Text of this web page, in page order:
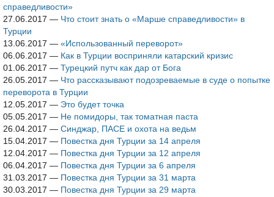
справедливости»
27.06.2017 — Что стоит знать о «Марше справедливости» в
Турции
13.06.2017 — «Использованный переворот»
06.06.2017 — Как в Турции восприняли катарский кризис
01.06.2017 — Турецкий путч как дар от Бога
26.05.2017 — Что рассказывают подозреваемые в суде о попытке
переворота в Турции
12.05.2017 — Это будет точка
05.05.2017 — Не помидоры, так томатная паста
26.04.2017 — Синджар, ПАСЕ и охота на ведьм
15.04.2017 — Повестка дня Турции за 14 апреля
12.04.2017 — Повестка дня Турции за 12 апреля
06.04.2017 — Повестка дня Турции за 6 апреля
31.03.2017 — Повестка дня Турции за 31 марта
30.03.2017 — Повестка дня Турции за 29 марта